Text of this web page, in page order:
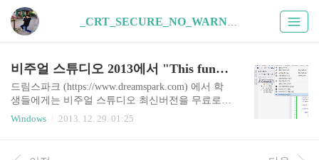
_CRT_SECURE_NO_WARNINGS (1)
비주얼 스튜디오 2013에서 "This function or variable may be unsafe" 에러
드림스파크 (https://www.dreamspark.com) 에서 학
생들에게는 비주얼 스튜디오 최신버전을 무료로
제공한다는걸 얼마 전에 알게 되어서 새로운 버전
13에서는 컴파일러가 강화되었는지, 예전 2010버
Windows 2013. 12. 29. 01:25